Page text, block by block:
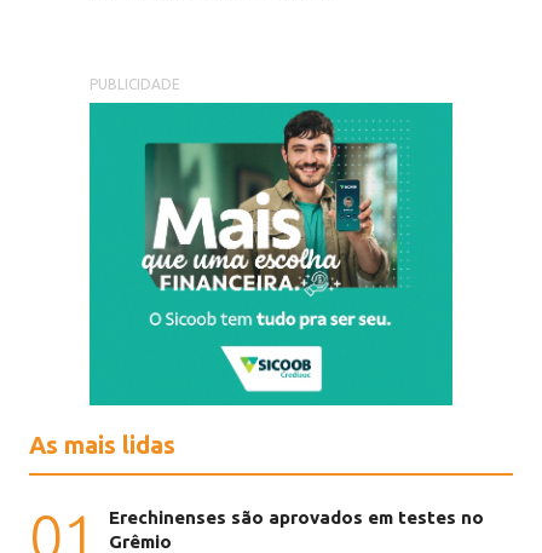
PUBLICIDADE
As mais lidas
01
Erechinenses são aprovados em testes no
Grêmio